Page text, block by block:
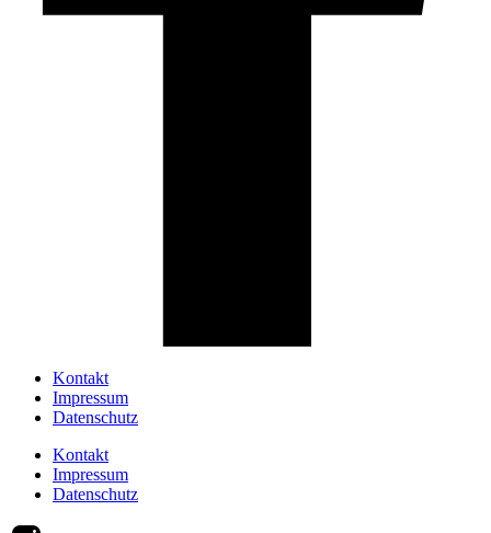
Kontakt
Impressum
Datenschutz
Kontakt
Impressum
Datenschutz